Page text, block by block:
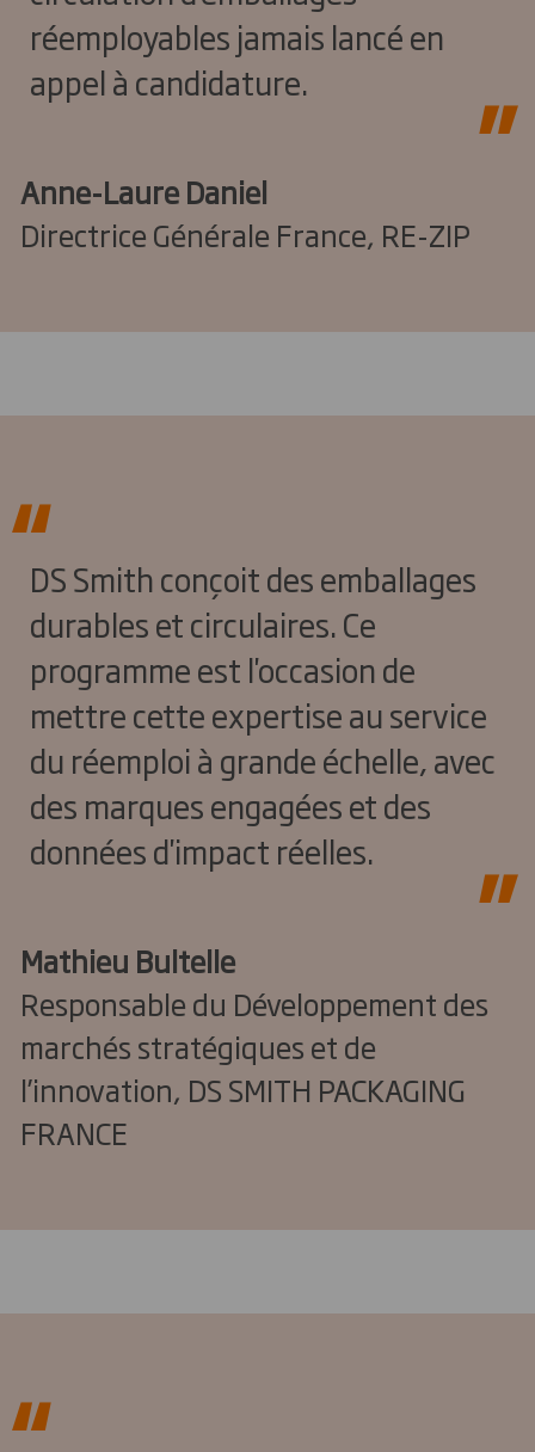
réemployables jamais lancé en
appel à candidature.
Anne-Laure Daniel
Directrice Générale France, RE-ZIP
DS Smith conçoit des emballages
durables et circulaires. Ce
programme est l'occasion de
mettre cette expertise au service
du réemploi à grande échelle, avec
des marques engagées et des
données d'impact réelles.
Mathieu Bultelle
Responsable du Développement des
marchés stratégiques et de
l’innovation, DS SMITH PACKAGING
FRANCE